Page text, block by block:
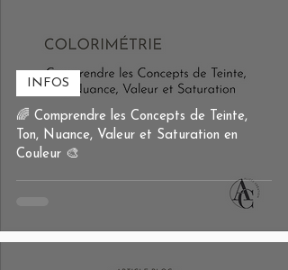
🌈 Comprendre les Concepts de Teinte,
Ton, Nuance, Valeur et Saturation en
Couleur 🎨
INFOS